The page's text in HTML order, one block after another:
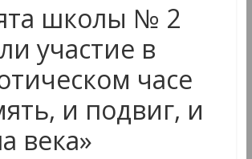
школы № 2
участие в
часе
и подвиг, и
века»